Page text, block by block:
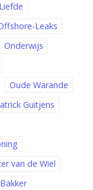
Leaks
Onderwijs
Oude Warande
Guitjens
van de Wiel